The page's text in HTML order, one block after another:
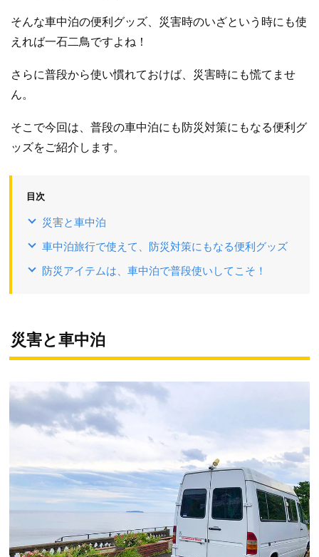
そんな車中泊の便利グッズ、災害時のいざという時にも使
えれば一石二鳥ですよね！
さらに普段から使い慣れておけば、災害時にも慌てませ
ん。
そこで今回は、普段の車中泊にも防災対策にもなる便利グ
ッズをご紹介します。
目次
災害と車中泊
車中泊旅行で使えて、防災対策にもなる便利グッズ
防災アイテムは、車中泊で普段使いしてこそ！
災害と車中泊